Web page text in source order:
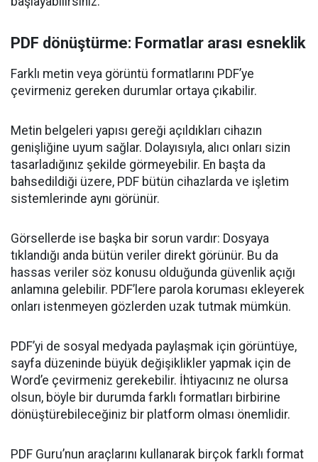
PDF dönüştürme: Formatlar arası esneklik
Farklı metin veya görüntü formatlarını PDF’ye
çevirmeniz gereken durumlar ortaya çıkabilir.
Metin belgeleri yapısı gereği açıldıkları cihazın
genişliğine uyum sağlar. Dolayısıyla, alıcı onları sizin
tasarladığınız şekilde görmeyebilir. En başta da
bahsedildiği üzere, PDF bütün cihazlarda ve işletim
sistemlerinde aynı görünür.
Görsellerde ise başka bir sorun vardır: Dosyaya
tıklandığı anda bütün veriler direkt görünür. Bu da
hassas veriler söz konusu olduğunda güvenlik açığı
anlamına gelebilir. PDF’lere parola koruması ekleyerek
onları istenmeyen gözlerden uzak tutmak mümkün.
PDF’yi de sosyal medyada paylaşmak için görüntüye,
sayfa düzeninde büyük değişiklikler yapmak için de
Word’e çevirmeniz gerekebilir. İhtiyacınız ne olursa
olsun, böyle bir durumda farklı formatları birbirine
dönüştürebileceğiniz bir platform olması önemlidir.
PDF Guru’nun araçlarını kullanarak birçok farklı format